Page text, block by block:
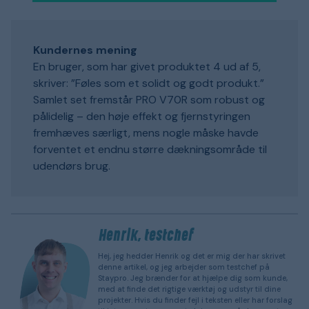
Kundernes mening
En bruger, som har givet produktet 4 ud af 5,
skriver: ”Føles som et solidt og godt produkt.”
Samlet set fremstår PRO V70R som robust og
pålidelig – den høje effekt og fjernstyringen
fremhæves særligt, mens nogle måske havde
forventet et endnu større dækningsområde til
udendørs brug.
Henrik, testchef
Hej, jeg hedder Henrik og det er mig der har skrivet
denne artikel, og jeg arbejder som testchef på
Staypro. Jeg brænder for at hjælpe dig som kunde,
med at finde det rigtige værktøj og udstyr til dine
projekter. Hvis du finder fejl i teksten eller har forslag